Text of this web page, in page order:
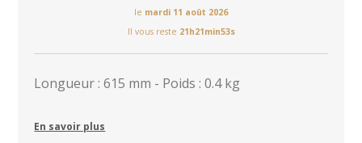
le mardi 11 août 2026
Il vous reste 21h21min53s
Longueur : 615 mm - Poids : 0.4 kg
En savoir plus